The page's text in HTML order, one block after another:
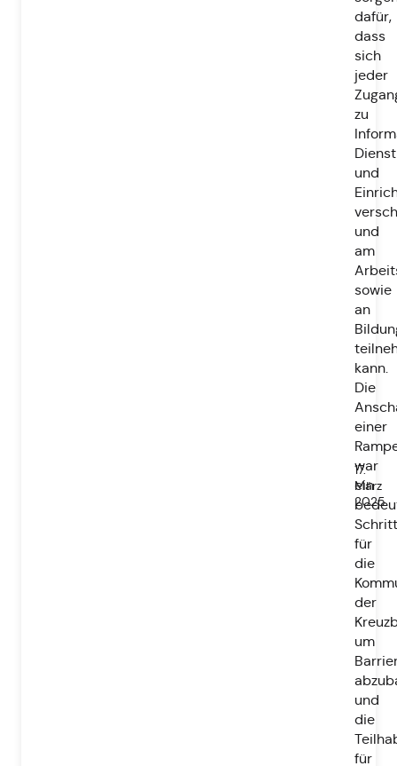
17.
März
2025
dafür,
dass
sich
jeder
zu
und
und
am
sowie
an
kann.
Die
einer
war
ein
Schritt
für
die
der
um
und
die
für